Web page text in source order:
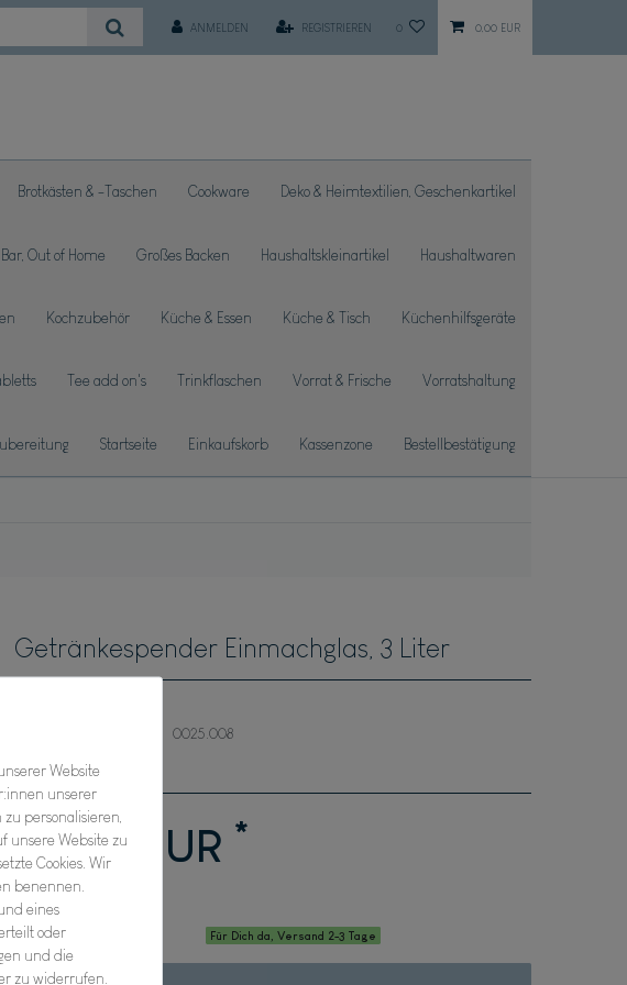
ANMELDEN REGISTRIEREN 0 0,00 EUR
Brotkästen & -Taschen Cookware Deko & Heimtextilien, Geschenkartikel
Out of Home Großes Backen Haushaltskleinartikel Haushaltwaren
Kochzubehör Küche & Essen Küche & Tisch Küchenhilfsgeräte
Tee add on's Trinkflaschen Vorrat & Frische Vorratshaltung
Startseite Einkaufskorb Kassenzone Bestellbestätigung
Getränkespender Einmachglas, 3 Liter
0025.008
29,98 EUR *
Inhalt 1 Stück
Verfügbarkeit: Für Dich da, Versand 2-3 Tage
Website
unserer
personalisieren,
unsere Website zu
Cookies. Wir
benennen.
eines
oder
und die
zu widerrufen.